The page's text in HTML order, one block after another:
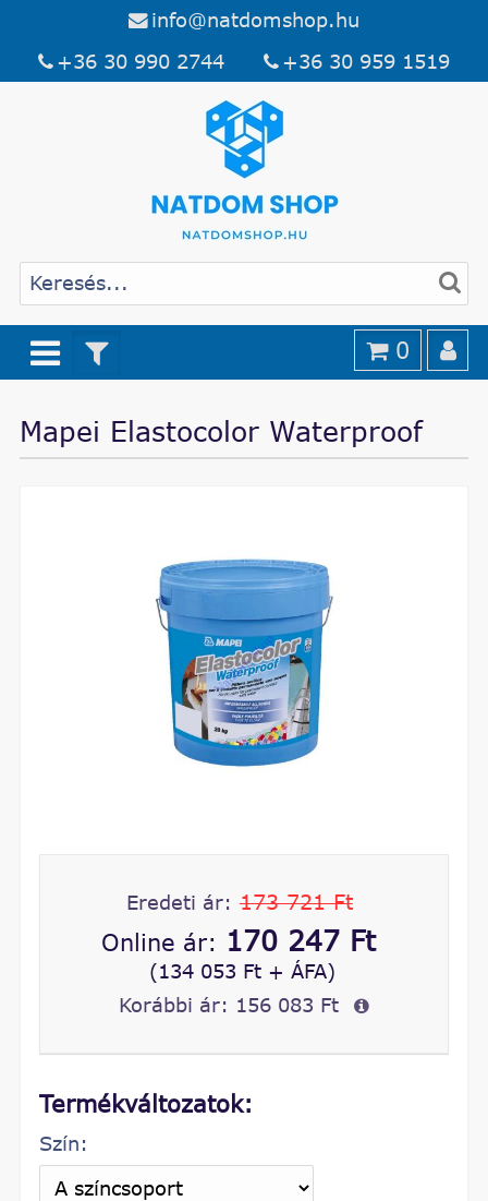
info@natdomshop.hu
+36 30 990 2744
+36 30 959 1519
0
Mapei Elastocolor Waterproof
Eredeti ár: 173 721 Ft
Online ár: 170 247 Ft
(134 053 Ft + ÁFA)
Korábbi ár: 156 083 Ft
Termékváltozatok:
Szín: